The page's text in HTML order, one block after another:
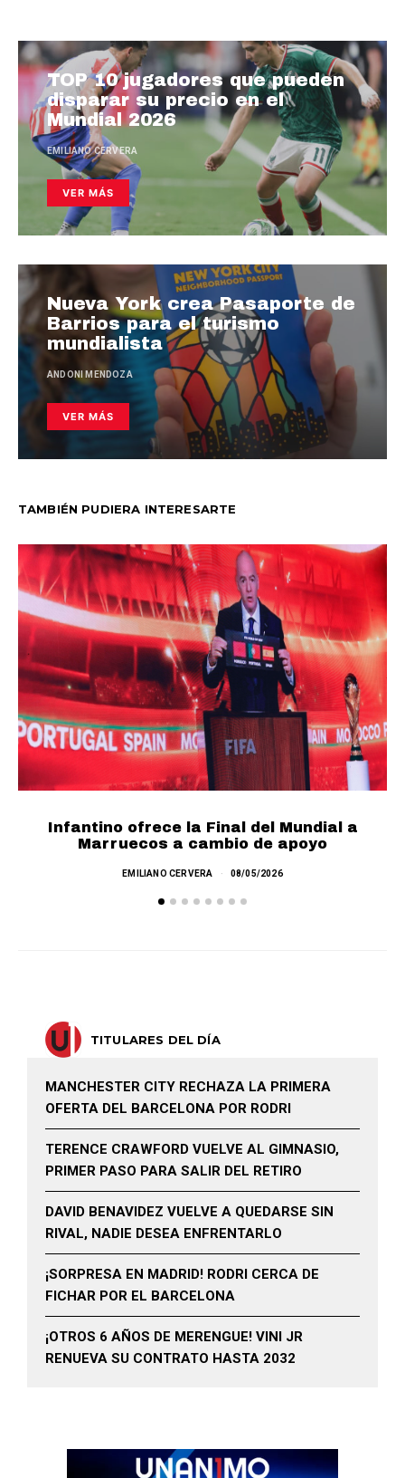
TOP 10 jugadores que pueden
disparar su precio en el
Mundial 2026
EMILIANO CERVERA
VER MÁS
Nueva York crea Pasaporte de
Barrios para el turismo
mundialista
ANDONI MENDOZA
VER MÁS
TAMBIÉN PUDIERA INTERESARTE
Infantino ofrece la Final del Mundial a
Marruecos a cambio de apoyo
EMILIANO CERVERA 08/05/2026
TITULARES DEL DÍA
MANCHESTER CITY RECHAZA LA PRIMERA
OFERTA DEL BARCELONA POR RODRI
TERENCE CRAWFORD VUELVE AL GIMNASIO,
PRIMER PASO PARA SALIR DEL RETIRO
DAVID BENAVIDEZ VUELVE A QUEDARSE SIN
RIVAL, NADIE DESEA ENFRENTARLO
¡SORPRESA EN MADRID! RODRI CERCA DE
FICHAR POR EL BARCELONA
¡OTROS 6 AÑOS DE MERENGUE! VINI JR
RENUEVA SU CONTRATO HASTA 2032